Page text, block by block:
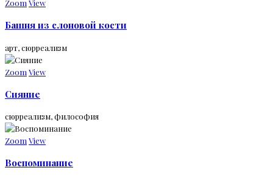
Zoom View
Башня из слоновой кости
арт, сюрреализм
Zoom View
Сияние
сюрреализм, философия
Zoom View
Воспоминание